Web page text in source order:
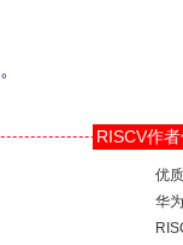
。
RISCV作
优
华